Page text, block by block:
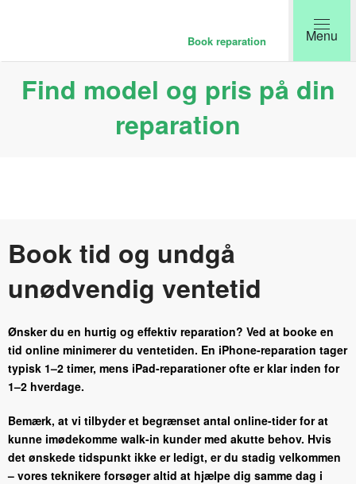
Book reparation
Find model og pris på din
reparation
Book tid og undgå
unødvendig ventetid
Ønsker du en hurtig og effektiv reparation? Ved at booke en
tid online minimerer du ventetiden. En iPhone-reparation tager
typisk 1–2 timer, mens iPad-reparationer ofte er klar inden for
1–2 hverdage.
Bemærk, at vi tilbyder et begrænset antal online-tider for at
kunne imødekomme walk-in kunder med akutte behov. Hvis
det ønskede tidspunkt ikke er ledigt, er du stadig velkommen
– vores teknikere forsøger altid at hjælpe dig samme dag i